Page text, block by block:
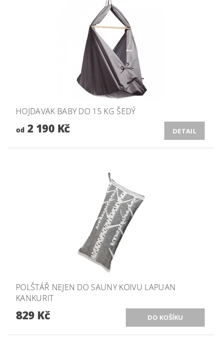
HOJDAVAK BABY DO 15 KG ŠEDÝ
od 2 190 Kč DETAIL
POLŠTÁŘ NEJEN DO SAUNY KOIVU LAPUAN
KANKURIT
829 Kč